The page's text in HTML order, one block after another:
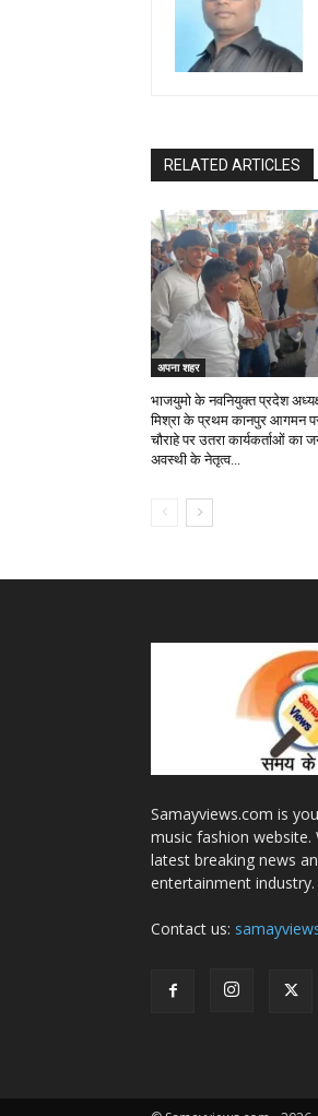
RELATED ARTICLES
अपना शहर
भाजयुमो के नवनियुक्त प्रदेश
मिश्रा के प्रथम कानपुर आगमन
चौराहे पर उतरा कार्यकर्ताओं का
अवस्थी के नेतृत्व...
Samayviews.com is
music fashion
latest breaking news
entertainment industry.
Contact us: